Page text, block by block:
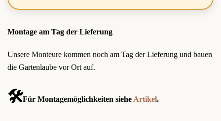
Montage am Tag der Lieferung
Unsere Monteure kommen noch am Tag der Lieferung und bauen
die Gartenlaube vor Ort auf.
🛠️Für Montagemöglichkeiten sieheArtikel.